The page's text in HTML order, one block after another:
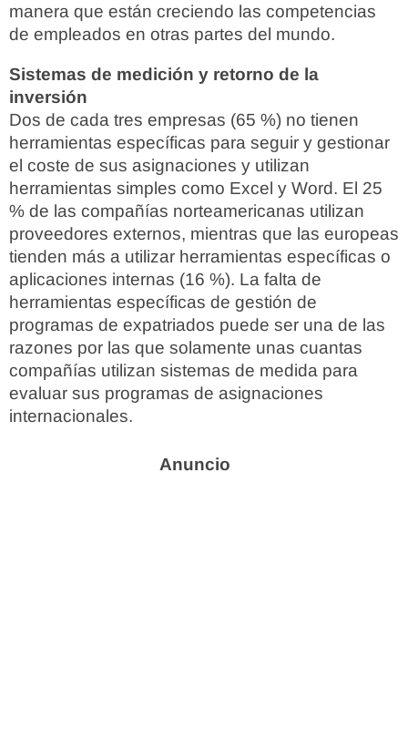
manera que están creciendo las competencias
de empleados en otras partes del mundo.
Sistemas de medición y retorno de la
inversión
Dos de cada tres empresas (65 %) no tienen
herramientas específicas para seguir y gestionar
el coste de sus asignaciones y utilizan
herramientas simples como Excel y Word. El 25
% de las compañías norteamericanas utilizan
proveedores externos, mientras que las europeas
tienden más a utilizar herramientas específicas o
aplicaciones internas (16 %). La falta de
herramientas específicas de gestión de
programas de expatriados puede ser una de las
razones por las que solamente unas cuantas
compañías utilizan sistemas de medida para
evaluar sus programas de asignaciones
internacionales.